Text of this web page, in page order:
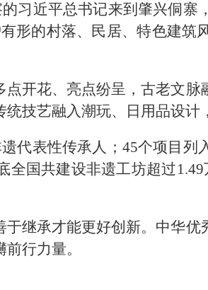
习近平总书记来到肇兴侗
形的村落、民居、特色建筑
开花、亮点纷呈，古老文
技艺融入潮玩、日用品设计
代表性传承人；45个项目列
全国共建设非遗工坊超过
于继承才能更好创新。中华
行力量。